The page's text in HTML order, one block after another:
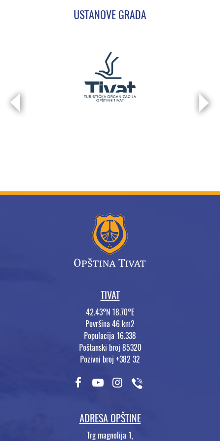
USTANOVE GRADA
TIVAT
42.43°N 18.70°E
Površina 46 km2
Populacija 16.338
Poštanski broj 85320
Pozivni broj +382 32
ADRESA OPŠTINE
Trg magnolija 1,